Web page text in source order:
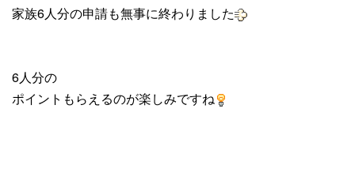
家族6人分の申請も無事に終わりました
6人分の
ポイントもらえるのが楽しみですね